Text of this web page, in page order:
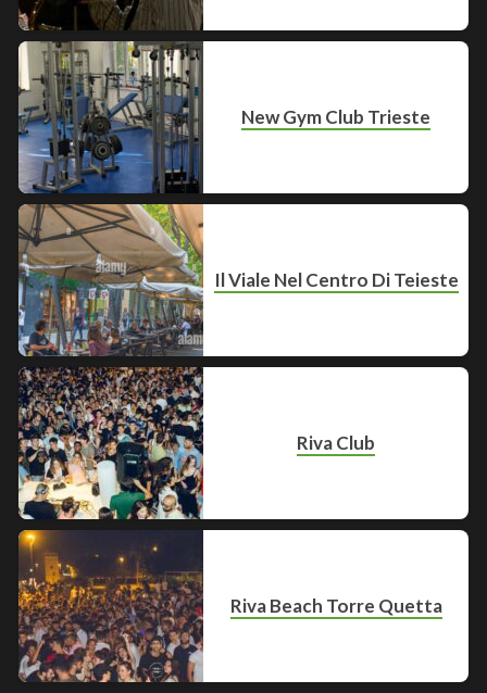
New Gym Club Trieste
Il Viale Nel Centro Di Teieste
Riva Club
Riva Beach Torre Quetta